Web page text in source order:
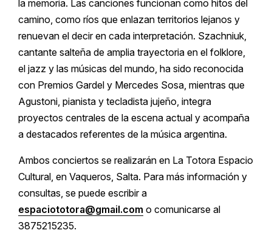
la memoria. Las canciones funcionan como hitos del
camino, como ríos que enlazan territorios lejanos y
renuevan el decir en cada interpretación. Szachniuk,
cantante salteña de amplia trayectoria en el folklore,
el jazz y las músicas del mundo, ha sido reconocida
con Premios Gardel y Mercedes Sosa, mientras que
Agustoni, pianista y tecladista jujeño, integra
proyectos centrales de la escena actual y acompaña
a destacados referentes de la música argentina.
Ambos conciertos se realizarán en La Totora Espacio
Cultural, en Vaqueros, Salta. Para más información y
consultas, se puede escribir a
espaciototora@gmail.com o comunicarse al
3875215235.